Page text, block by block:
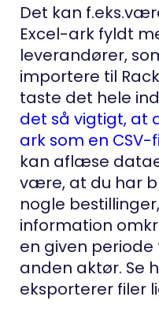
Det kan
Excel-ark fyldt
leverandører,
importere til
taste det hele
det så vigtigt, at
ark som en CSV-
kan aflæse
være, at du har
nogle
information
en given
anden aktør. Se
eksporterer filer